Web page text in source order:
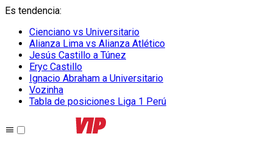
Es tendencia:
Cienciano vs Universitario
Alianza Lima vs Alianza Atlético
Jesús Castillo a Túnez
Eryc Castillo
Ignacio Abraham a Universitario
Vozinha
Tabla de posiciones Liga 1 Perú